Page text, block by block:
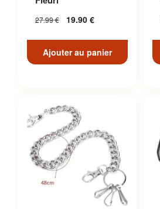
27.99€ 19.90 €
Ajouter au panier